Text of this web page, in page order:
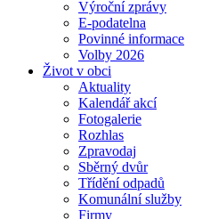
Výroční zprávy
E-podatelna
Povinné informace
Volby 2026
Život v obci
Aktuality
Kalendář akcí
Fotogalerie
Rozhlas
Zpravodaj
Sběrný dvůr
Třídění odpadů
Komunální služby
Firmy